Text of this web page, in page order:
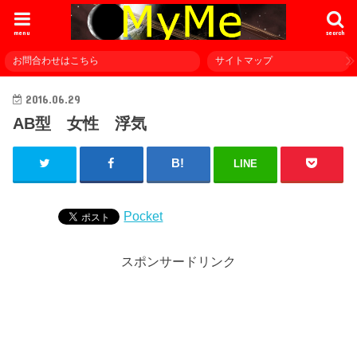
search
menu
お問合わせはこちら サイトマップ
2016.06.29
AB型 女性 浮気
LINE
Pocket
スポンサードリンク